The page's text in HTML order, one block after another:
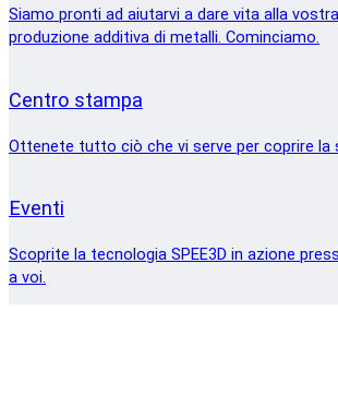
Siamo pronti ad aiutarvi a dare vita alla
produzione additiva di metalli. Cominciamo.
Centro stampa
Ottenete tutto ciò che vi serve per coprire la
Eventi
Scoprite la tecnologia SPEE3D in azione
a voi.